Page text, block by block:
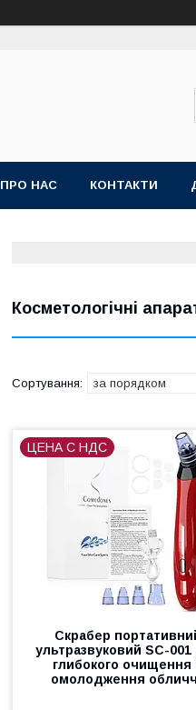
ПРО НАС КОНТАКТИ
Косметологічні
ЦЕНА С НДС
Скрабер
ультразвуковий SC-
глибокого очищення
омолодження